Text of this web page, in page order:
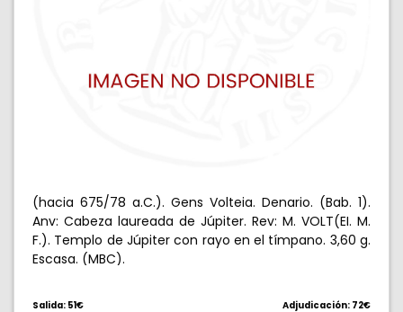
(hacia 675/78 a.C.). Gens Volteia. Denario. (Bab. 1).
Anv: Cabeza laureada de Júpiter. Rev: M. VOLT(EI. M.
F.). Templo de Júpiter con rayo en el tímpano. 3,60 g.
Escasa. (MBC).
Salida: 51€ Adjudicación: 72€